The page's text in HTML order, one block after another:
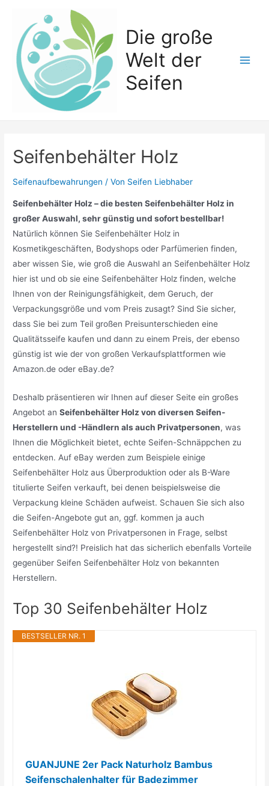
springen
Die große
Welt der
Seifen
Seifenbehälter Holz
Seifenaufbewahrungen / Von Seifen Liebhaber
Seifenbehälter Holz – die besten Seifenbehälter Holz in
großer Auswahl, sehr günstig und sofort bestellbar!
Natürlich können Sie Seifenbehälter Holz in
Kosmetikgeschäften, Bodyshops oder Parfümerien finden,
aber wissen Sie, wie groß die Auswahl an Seifenbehälter Holz
hier ist und ob sie eine Seifenbehälter Holz finden, welche
Ihnen von der Reinigungsfähigkeit, dem Geruch, der
Verpackungsgröße und vom Preis zusagt? Sind Sie sicher,
dass Sie bei zum Teil großen Preisunterschieden eine
Qualitätsseife kaufen und dann zu einem Preis, der ebenso
günstig ist wie der von großen Verkaufsplattformen wie
Amazon.de oder eBay.de?
Deshalb präsentieren wir Ihnen auf dieser Seite ein großes
Angebot anSeifenbehälter Holz von diversen Seifen-
Herstellern und -Händlern als auch Privatpersonen, was
Ihnen die Möglichkeit bietet, echte Seifen-Schnäppchen zu
entdecken. Auf eBay werden zum Beispiele einige
Seifenbehälter Holz aus Überproduktion oder als B-Ware
titulierte Seifen verkauft, bei denen beispielsweise die
Verpackung kleine Schäden aufweist. Schauen Sie sich also
die Seifen-Angebote gut an, ggf. kommen ja auch
Seifenbehälter Holz von Privatpersonen in Frage, selbst
hergestellt sind?! Preislich hat das sicherlich ebenfalls Vorteile
gegenüber Seifen Seifenbehälter Holz von bekannten
Herstellern.
Top 30 Seifenbehälter Holz
BESTSELLER NR. 1
GUANJUNE 2er Pack Naturholz Bambus
Seifenschalenhalter für Badezimmer